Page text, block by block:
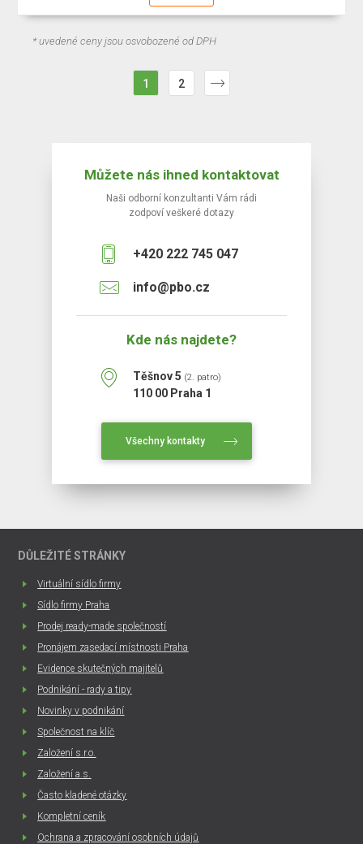
* uvedené ceny jsou osvobozené od DPH
1 2
Můžete nás ihned kontaktovat
Naši odborní konzultanti Vám rádi
zodpoví veškeré dotazy
+420 222 745 047
info@pbo.cz
Kde nás najdete?
Těšnov 5 (2. patro)
110 00 Praha 1
Všechny kontakty
DŮLEŽITÉ STRÁNKY
Virtuální sídlo firmy
Sídlo firmy Praha
Prodej ready-made společností
Pronájem zasedací místnosti Praha
Evidence skutečných majitelů
Podnikání - rady a tipy
Novinky v podnikání
Společnost na klíč
Založení s.r.o.
Založení a.s.
Často kladené otázky
Kompletní ceník
Ochrana a zpracování osobních údajů